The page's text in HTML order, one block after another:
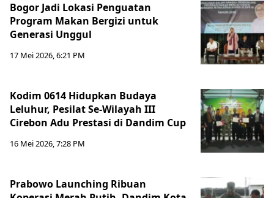
Bogor Jadi Lokasi Penguatan
Program Makan Bergizi untuk
Generasi Unggul
17 Mei 2026, 6:21 PM
Kodim 0614 Hidupkan Budaya
Leluhur, Pesilat Se-Wilayah III
Cirebon Adu Prestasi di Dandim Cup
16 Mei 2026, 7:28 PM
Prabowo Launching Ribuan